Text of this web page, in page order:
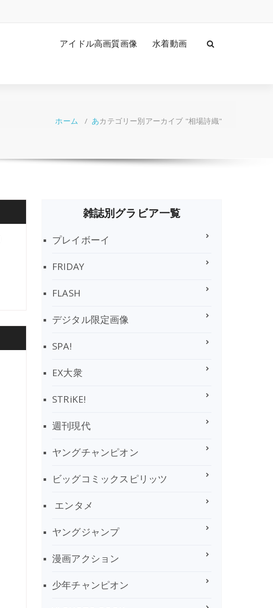
アイドル高画質画像 水着動画
ホーム / あカテゴリー別アーカイブ "相場詩織"
雑誌別グラビア一覧
プレイボーイ
FRIDAY
FLASH
デジタル限定画像
SPA!
EX大衆
STRiKE!
週刊現代
ヤングチャンピオン
ビッグコミックスピリッツ
エンタメ
ヤングジャンプ
漫画アクション
少年チャンピオン